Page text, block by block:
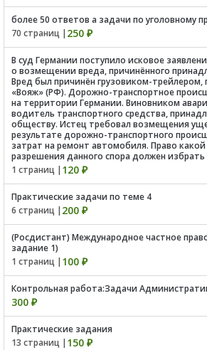
более 50 ответов а задачи по уголовному
70 страниц | 250 ₽
В суд Германии поступило исковое
о возмещении вреда, причинённого
Вред был причинён грузовиком-
«Вояж» (РФ). Дорожно-транспортное
на территории Германии. Виновником
водитель транспортного средства,
обществу. Истец требовал возмещения
результате дорожно-транспортного
затрат на ремонт автомобиля. Право
разрешения данного спора должен избрать
1 страниц | 120 ₽
Практические задачи по теме 4
6 страниц | 200 ₽
(Росдистант) Международное частное
задание 1)
1 страниц | 100 ₽
Контрольная работа:Задачи
300 ₽
Практические задания
13 страниц | 150 ₽